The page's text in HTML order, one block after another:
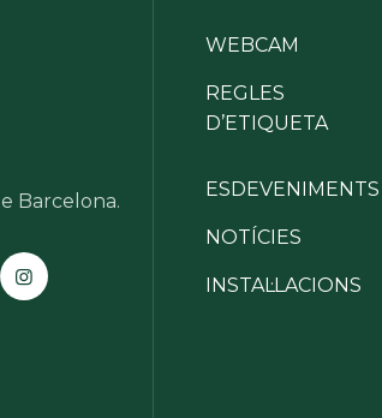
Barcelona.
WEBCAM
REGLES
D’ETIQUETA
ESDEVENIMENTS
NOTÍCIES
INSTAL·LACIONS